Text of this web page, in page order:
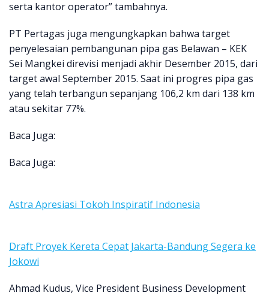
serta kantor operator” tambahnya.
PT Pertagas juga mengungkapkan bahwa target
penyelesaian pembangunan pipa gas Belawan – KEK
Sei Mangkei direvisi menjadi akhir Desember 2015, dari
target awal September 2015. Saat ini progres pipa gas
yang telah terbangun sepanjang 106,2 km dari 138 km
atau sekitar 77%.
Baca Juga:
Baca Juga:
Astra Apresiasi Tokoh Inspiratif Indonesia
Draft Proyek Kereta Cepat Jakarta-Bandung Segera ke
Jokowi
Ahmad Kudus, Vice President Business Development